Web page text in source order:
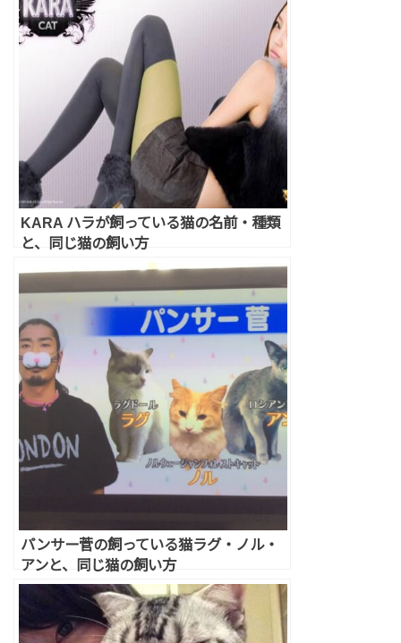
KARA ハラが飼っている猫の名前・種類
と、同じ猫の飼い方
パンサー菅の飼っている猫ラグ・ノル・
アンと、同じ猫の飼い方